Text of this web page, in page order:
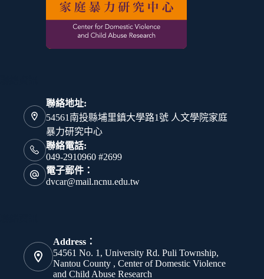
聯絡地址:
54561南投縣埔里鎮大學路1號 人文學院家庭
暴力研究中心
聯絡電話:
049-2910960 #2699
電子郵件：
dvcar@mail.ncnu.edu.tw
Address：
54561 No. 1, University Rd. Puli Township,
Nantou County , Center of Domestic Violence
and Child Abuse Research